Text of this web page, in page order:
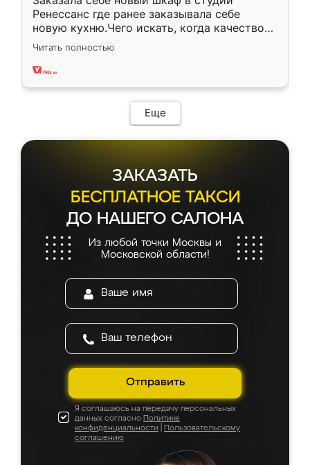
Ренессанс где ранее заказывала себе
новую кухню.Чего искать, когда качеством
вполне довольна. Служит кухня уже почти
два года, нареканий нет.
Читать полностью
Еще
ЗАКАЗАТЬ
БЕСПЛАТНОЕ ТАКСИ
ДО НАШЕГО САЛОНА
Из любой точки Москвы и
Московской области!
Отправить
Я соглашаюсь на передачу персональных
данных согласно Политике
конфиденциальности
Пользовательскому
соглашению